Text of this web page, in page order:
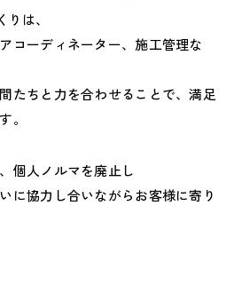
は、
コーディネーター、施工管理な
たちと力を合わせることで、満足
。
個人ノルマを廃止し
に協力し合いながらお客様に寄り